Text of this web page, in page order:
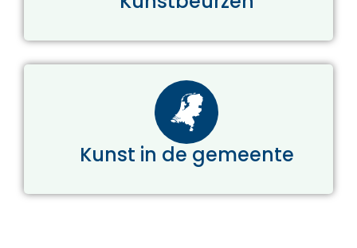
Kunst in de gemeente